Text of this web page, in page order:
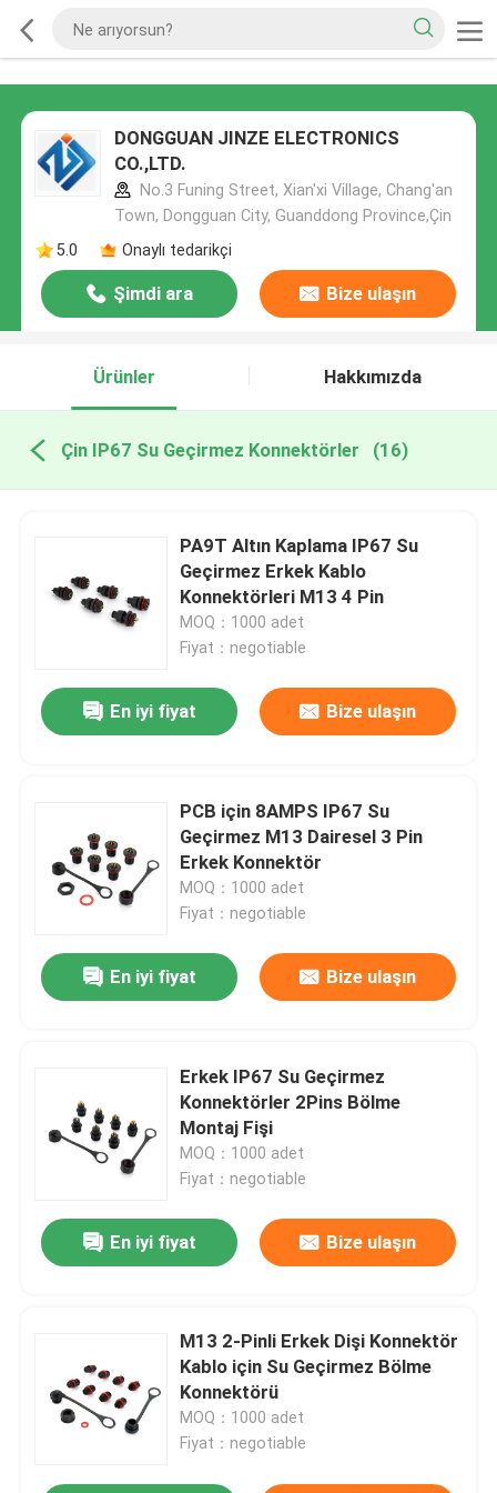
DONGGUAN JINZE ELECTRONICS
CO.,LTD.
No.3 Funing Street, Xian'xi Village, Chang'an
Town, Dongguan City, Guanddong Province,Çin
5.0
Onaylı tedarikçi
Şimdi ara Bize ulaşın
Ürünler Hakkımızda
Çin IP67 Su Geçirmez Konnektörler (16)
PA9T Altın Kaplama IP67 Su
Geçirmez Erkek Kablo
Konnektörleri M13 4 Pin
MOQ：1000 adet
Fiyat：negotiable
En iyi fiyat Bize ulaşın
PCB için 8AMPS IP67 Su
Geçirmez M13 Dairesel 3 Pin
Erkek Konnektör
MOQ：1000 adet
Fiyat：negotiable
En iyi fiyat Bize ulaşın
Erkek IP67 Su Geçirmez
Konnektörler 2Pins Bölme
Montaj Fişi
MOQ：1000 adet
Fiyat：negotiable
En iyi fiyat Bize ulaşın
M13 2-Pinli Erkek Dişi Konnektör
Kablo için Su Geçirmez Bölme
Konnektörü
MOQ：1000 adet
Fiyat：negotiable